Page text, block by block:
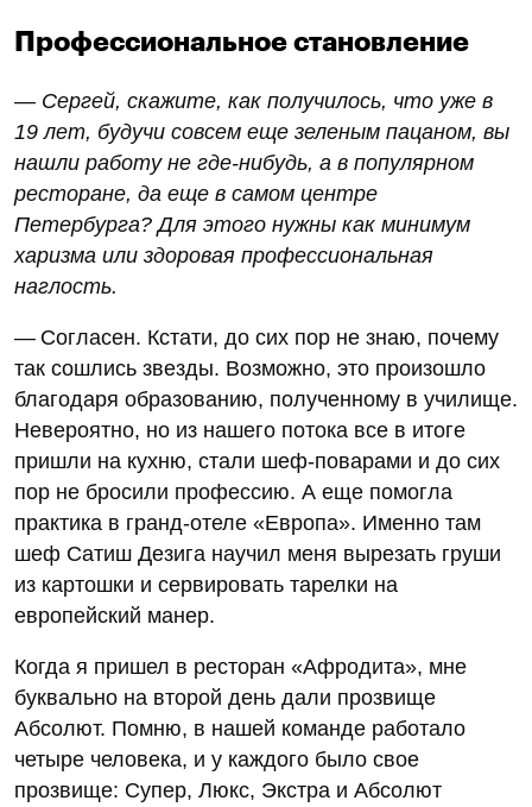
Профессиональное становление
— Сергей, скажите, как получилось, что уже в
19 лет, будучи совсем еще зеленым пацаном, вы
нашли работу не где-нибудь, а в популярном
ресторане, да еще в самом центре
Петербурга? Для этого нужны как минимум
харизма или здоровая профессиональная
наглость.
— Согласен. Кстати, до сих пор не знаю, почему
так сошлись звезды. Возможно, это произошло
благодаря образованию, полученному в училище.
Невероятно, но из нашего потока все в итоге
пришли на кухню, стали шеф-поварами и до сих
пор не бросили профессию. А еще помогла
практика в гранд-отеле «Европа». Именно там
шеф Сатиш Дезига научил меня вырезать груши
из картошки и сервировать тарелки на
европейский манер.
Когда я пришел в ресторан «Афродита», мне
буквально на второй день дали прозвище
Абсолют. Помню, в нашей команде работало
четыре человека, и у каждого было свое
прозвище: Супер, Люкс, Экстра и Абсолют